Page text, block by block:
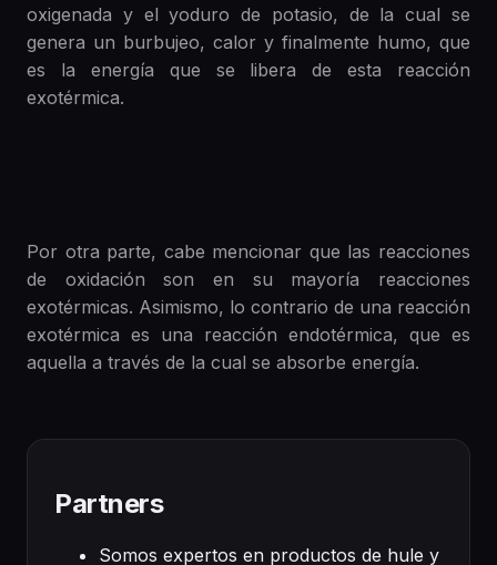
oxigenada y el yoduro de potasio, de la cual se
genera un burbujeo, calor y finalmente humo, que
es la energía que se libera de esta reacción
exotérmica.
Por otra parte, cabe mencionar que las reacciones
de oxidación son en su mayoría reacciones
exotérmicas. Asimismo, lo contrario de una reacción
exotérmica es una reacción endotérmica, que es
aquella a través de la cual se absorbe energía.
Partners
Somos expertos en productos de hule y